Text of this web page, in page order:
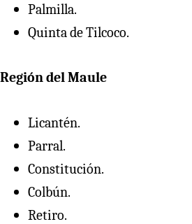
Palmilla.
Quinta de Tilcoco.
Región del Maule
Licantén.
Parral.
Constitución.
Colbún.
Retiro.